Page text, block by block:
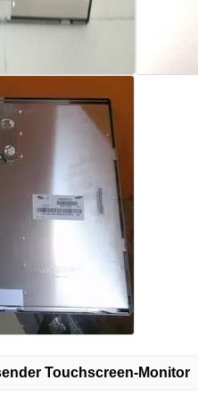
Touchscreen-Monitor